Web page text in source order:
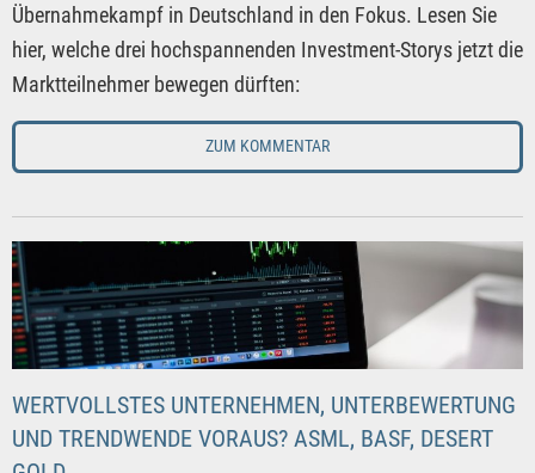
Übernahmekampf in Deutschland in den Fokus. Lesen Sie
hier, welche drei hochspannenden Investment-Storys jetzt die
Marktteilnehmer bewegen dürften:
ZUM KOMMENTAR
WERTVOLLSTES UNTERNEHMEN, UNTERBEWERTUNG
UND TRENDWENDE VORAUS? ASML, BASF, DESERT